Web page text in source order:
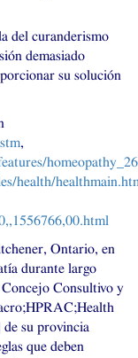
del curanderismo
demasiado
su solución
,
health/
Ontario, en
durante largo
Consultivo y
HPRAC;Health
su provincia
que deben